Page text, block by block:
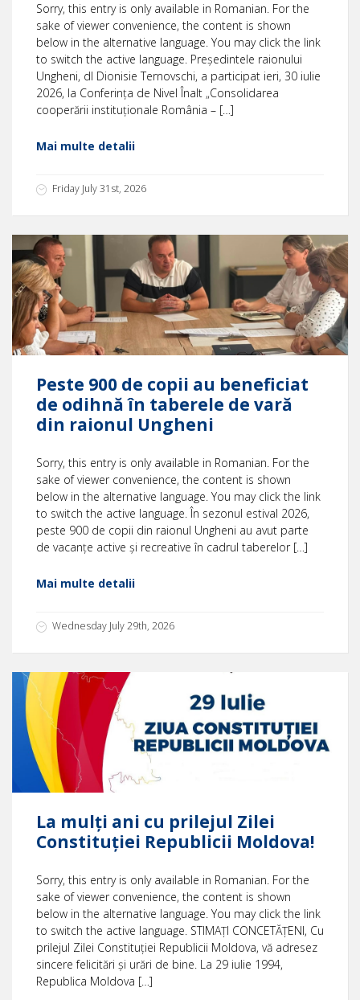
Sorry, this entry is only available in Romanian. For the
sake of viewer convenience, the content is shown
below in the alternative language. You may click the link
to switch the active language. Președintele raionului
Ungheni, dl Dionisie Ternovschi, a participat ieri, 30 iulie
2026, la Conferința de Nivel Înalt „Consolidarea
cooperării instituționale România – […]
Mai multe detalii
Friday July 31st, 2026
Peste 900 de copii au beneficiat
de odihnă în taberele de vară
din raionul Ungheni
Sorry, this entry is only available in Romanian. For the
sake of viewer convenience, the content is shown
below in the alternative language. You may click the link
to switch the active language. În sezonul estival 2026,
peste 900 de copii din raionul Ungheni au avut parte
de vacanțe active și recreative în cadrul taberelor […]
Mai multe detalii
Wednesday July 29th, 2026
La mulți ani cu prilejul Zilei
Constituției Republicii Moldova!
Sorry, this entry is only available in Romanian. For the
sake of viewer convenience, the content is shown
below in the alternative language. You may click the link
to switch the active language. STIMAȚI CONCETĂȚENI, Cu
prilejul Zilei Constituției Republicii Moldova, vă adresez
sincere felicitări și urări de bine. La 29 iulie 1994,
Republica Moldova […]